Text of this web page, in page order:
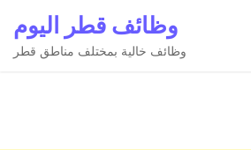
وظائف قطر اليوم
وظائف خالية بمختلف مناطق قطر